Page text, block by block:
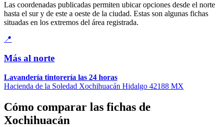
Las coordenadas publicadas permiten ubicar opciones desde el norte
hasta el sur y de este a oeste de la ciudad. Estas son algunas fichas
situadas en los extremos del área registrada.
📍
Más al norte
Lavandería tintorería las 24 horas
Hacienda de la Soledad Xochihuacán Hidalgo 42188 MX
Cómo comparar las fichas de
Xochihuacán